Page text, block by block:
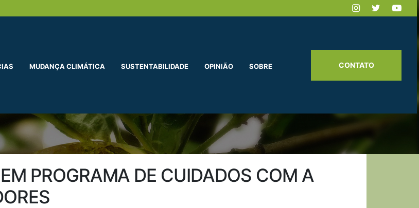
MUDANÇA CLIMÁTICA SUSTENTABILIDADE OPINIÃO SOBRE CONTATO
PROGRAMA DE CUIDADOS COM A